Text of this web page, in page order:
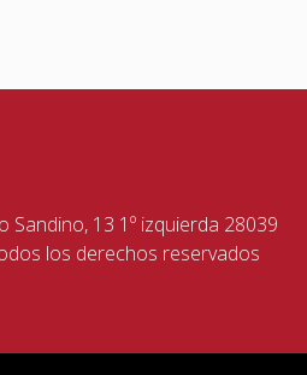
Sandino, 13 1º izquierda 28039
los derechos reservados